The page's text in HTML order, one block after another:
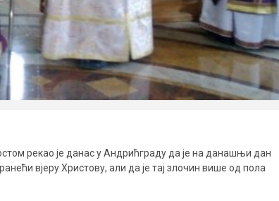
рекао је данас у Андрићграду да је на данашњи дан
вјеру Христову, али да је тај злочин више од пола